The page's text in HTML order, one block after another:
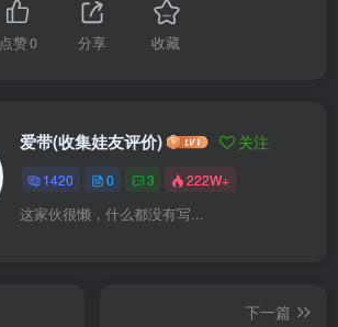
点赞0 分享 收藏
爱带(收集娃友评价) 关注
1420 0 3 222W+
这家伙很懒，什么都没有写...
下一篇